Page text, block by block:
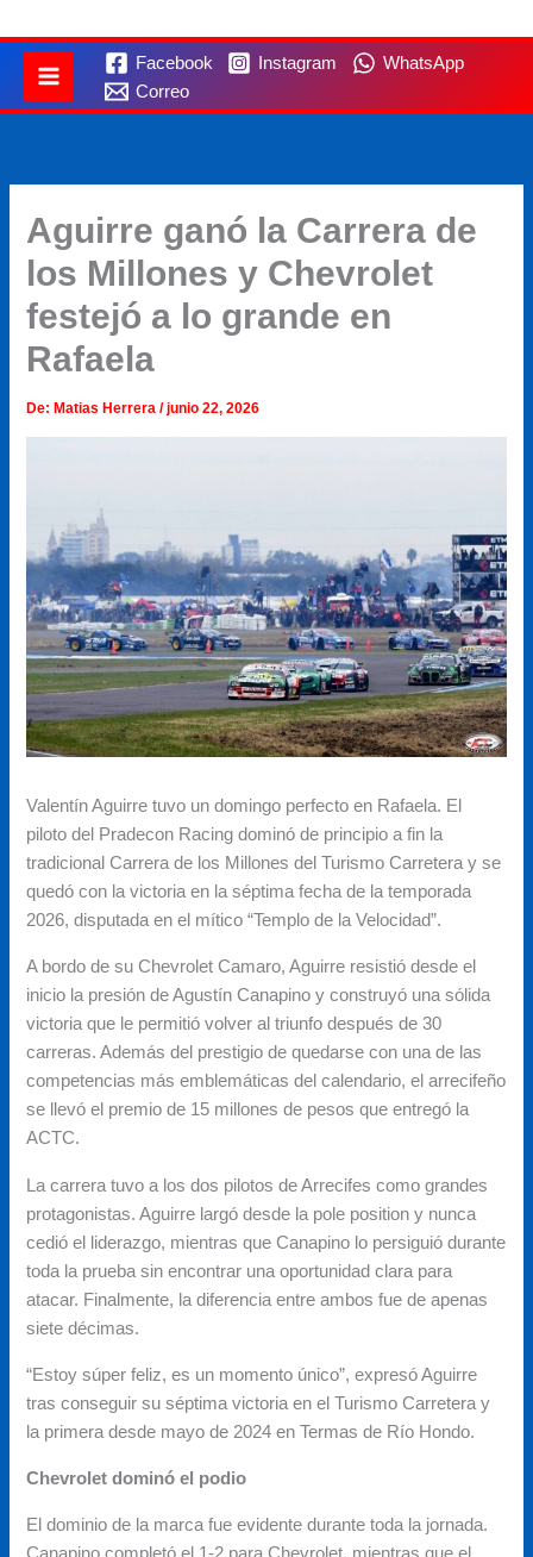
Facebook Instagram
WhatsApp
Correo
Aguirre ganó la Carrera de
los Millones y Chevrolet
festejó a lo grande en
Rafaela
De: Matias Herrera/junio 22, 2026
Valentín Aguirre tuvo un domingo perfecto en Rafaela. El
piloto del Pradecon Racing dominó de principio a fin la
tradicional Carrera de los Millones del Turismo Carretera y se
quedó con la victoria en la séptima fecha de la temporada
2026, disputada en el mítico “Templo de la Velocidad”.
A bordo de su Chevrolet Camaro, Aguirre resistió desde el
inicio la presión de Agustín Canapino y construyó una sólida
victoria que le permitió volver al triunfo después de 30
carreras. Además del prestigio de quedarse con una de las
competencias más emblemáticas del calendario, el arrecifeño
se llevó el premio de 15 millones de pesos que entregó la
ACTC.
La carrera tuvo a los dos pilotos de Arrecifes como grandes
protagonistas. Aguirre largó desde la pole position y nunca
cedió el liderazgo, mientras que Canapino lo persiguió durante
toda la prueba sin encontrar una oportunidad clara para
atacar. Finalmente, la diferencia entre ambos fue de apenas
siete décimas.
“Estoy súper feliz, es un momento único”, expresó Aguirre
tras conseguir su séptima victoria en el Turismo Carretera y
la primera desde mayo de 2024 en Termas de Río Hondo.
Chevrolet dominó el podio
El dominio de la marca fue evidente durante toda la jornada.